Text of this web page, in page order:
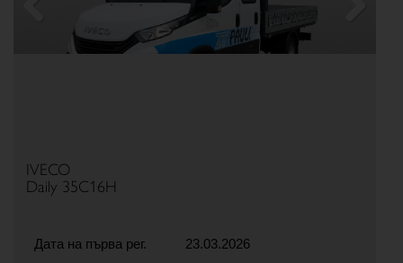
IVECO
Daily 35C16H
Дата на първа рег.
23.03.2026